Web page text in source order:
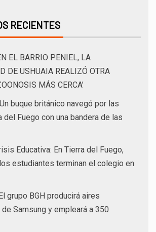
RECIENTES
EL BARRIO PENIEL, LA
DE USHUAIA REALIZÓ OTRA
MÁS CERCA’
Un buque británico navegó por las
Fuego con una bandera de las
Educativa: En Tierra del Fuego,
estudiantes terminan el colegio en
grupo BGH producirá aires
Samsung y empleará a 350